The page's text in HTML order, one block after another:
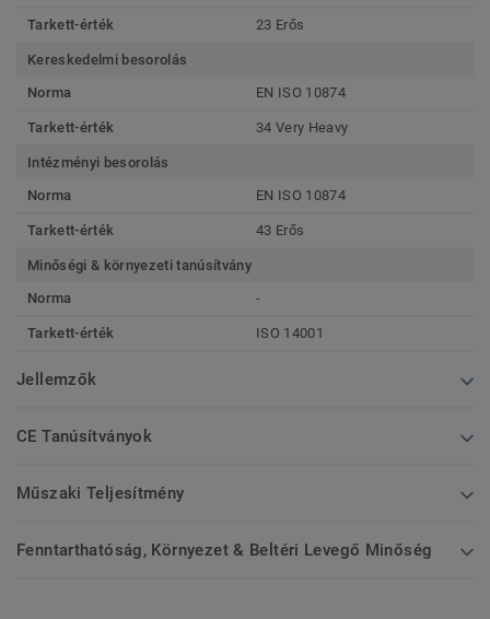
Tarkett-érték 23 Erős
Kereskedelmi besorolás
Norma
EN ISO 10874
Tarkett-érték 34 Very Heavy
Intézményi besorolás
Norma
EN ISO 10874
Tarkett-érték 43 Erős
Minőségi & környezeti tanúsítvány
Norma
-
Tarkett-érték ISO 14001
Jellemzők
CE Tanúsítványok
Műszaki Teljesítmény
Fenntarthatóság, Környezet & Beltéri Levegő Minőség